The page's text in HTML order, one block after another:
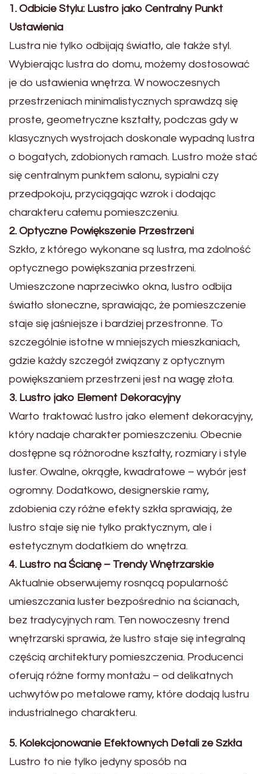
1. Odbicie Stylu: Lustro jako Centralny Punkt
Ustawienia
Lustra nie tylko odbijają światło, ale także styl.
Wybierając lustra do domu, możemy dostosować
je do ustawienia wnętrza. W nowoczesnych
przestrzeniach minimalistycznych sprawdzą się
proste, geometryczne kształty, podczas gdy w
klasycznych wystrojach doskonale wypadną lustra
o bogatych, zdobionych ramach. Lustro może stać
się centralnym punktem salonu, sypialni czy
przedpokoju, przyciągając wzrok i dodając
charakteru całemu pomieszczeniu.
2. Optyczne Powiększenie Przestrzeni
Szkło, z którego wykonane są lustra, ma zdolność
optycznego powiększania przestrzeni.
Umieszczone naprzeciwko okna, lustro odbija
światło słoneczne, sprawiając, że pomieszczenie
staje się jaśniejsze i bardziej przestronne. To
szczególnie istotne w mniejszych mieszkaniach,
gdzie każdy szczegół związany z optycznym
powiększaniem przestrzeni jest na wagę złota.
3. Lustro jako Element Dekoracyjny
Warto traktować lustro jako element dekoracyjny,
który nadaje charakter pomieszczeniu. Obecnie
dostępne są różnorodne kształty, rozmiary i style
luster. Owalne, okrągłe, kwadratowe – wybór jest
ogromny. Dodatkowo, designerskie ramy,
zdobienia czy różne efekty szkła sprawiają, że
lustro staje się nie tylko praktycznym, ale i
estetycznym dodatkiem do wnętrza.
4. Lustro na Ścianę – Trendy Wnętrzarskie
Aktualnie obserwujemy rosnącą popularność
umieszczania luster bezpośrednio na ścianach,
bez tradycyjnych ram. Ten nowoczesny trend
wnętrzarski sprawia, że lustro staje się integralną
częścią architektury pomieszczenia. Producenci
oferują różne formy montażu – od delikatnych
uchwytów po metalowe ramy, które dodają lustru
industrialnego charakteru.
5. Kolekcjonowanie Efektownych Detali ze Szkła
Lustro to nie tylko jedyny sposób na